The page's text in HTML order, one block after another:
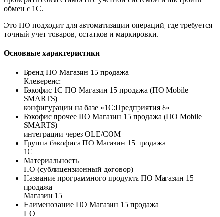
обмен с 1С.
Это ПО подходит для автоматизации операций, где требуется
точный учет товаров, остатков и маркировки.
Основные характеристики
Бренд ПО Магазин 15 продажа
Клеверенс:
Бэкофис 1С ПО Магазин 15 продажа (ПО Mobile
SMARTS)
конфигурации на базе «1С:Предприятия 8»
Бэкофис прочее ПО Магазин 15 продажа (ПО Mobile
SMARTS)
интеграции через OLE/COM
Группа бэкофиса ПО Магазин 15 продажа
1С
Материальность
ПО (сублицензионный договор)
Название программного продукта ПО Магазин 15
продажа
Магазин 15
Наименование ПО Магазин 15 продажа
ПО